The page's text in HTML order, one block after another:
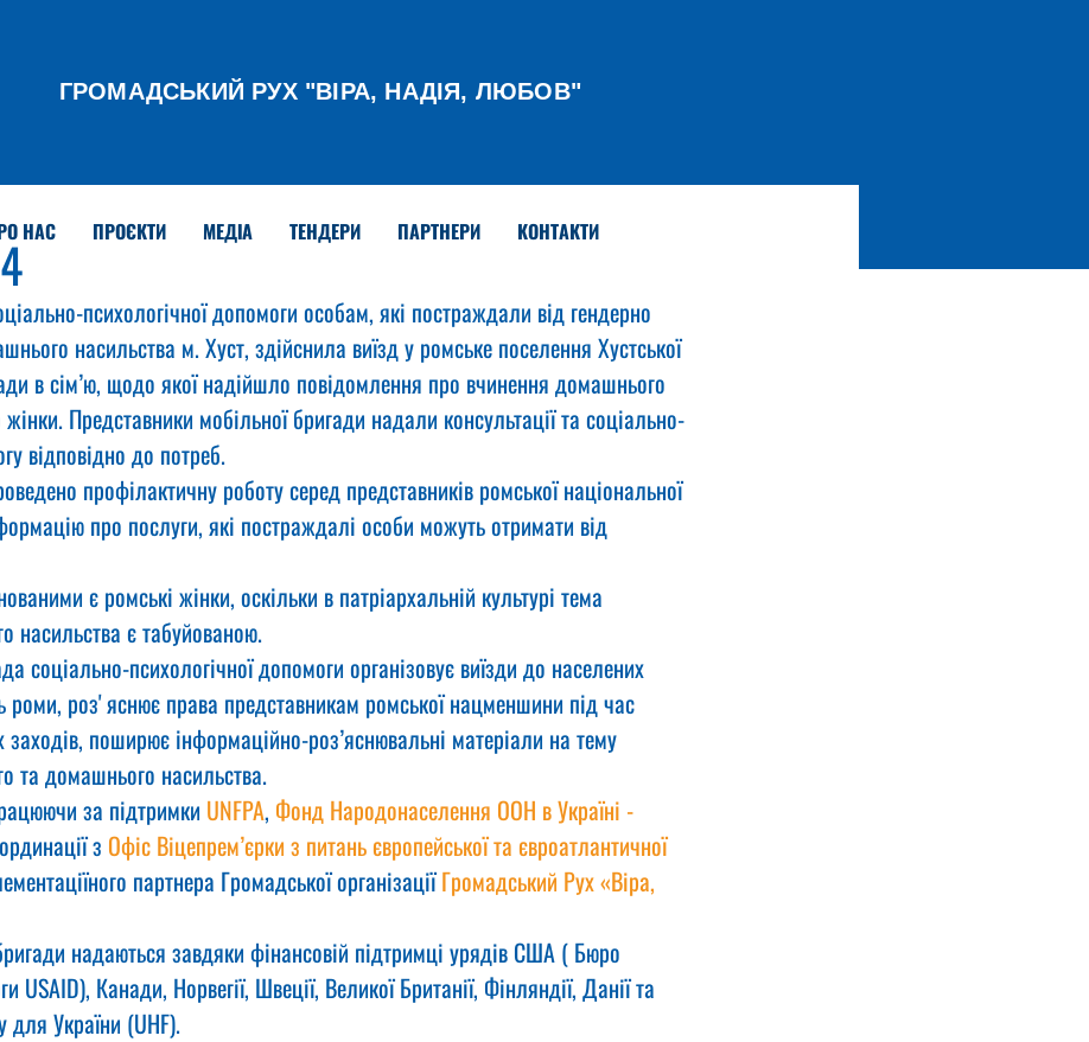
ГРОМАДСЬКИЙ РУХ "ВІРА, НАДІЯ, ЛЮБОВ"
НАС ПРОЄКТИ МЕДІА ТЕНДЕРИ ПАРТНЕРИ КОНТАКТИ
психологічної допомоги особам, які постраждали від гендерно
насильства м. Хуст, здійснила виїзд у ромське поселення Хустської
в сім’ю, щодо якої надійшло повідомлення про вчинення домашнього
Представники мобільної бригади надали консультації та соціально-
відповідно до потреб.
профілактичну роботу серед представників ромської національної
про послуги, які постраждалі особи можуть отримати від
є ромські жінки, оскільки в патріархальній культурі тема
насильства є табуйованою.
соціально-психологічної допомоги організовує виїзди до населених
роми, розʼяснює права представникам ромської нацменшини під час
заходів, поширює інформаційно-роз’яснювальні матеріали на тему
та домашнього насильства.
за підтримки UNFPA, Фонд Народонаселення ООН в Україні -
з Офіс Віцепрем’єрки з питань європейської та євроатлантичної
партнера Громадської організації Громадський Рух «Віра,
надаються завдяки фінансовій підтримці урядів США ( Бюро
USAID), Канади, Норвегії, Швеції, Великої Британії, Фінляндії, Данії та
для України (UHF).